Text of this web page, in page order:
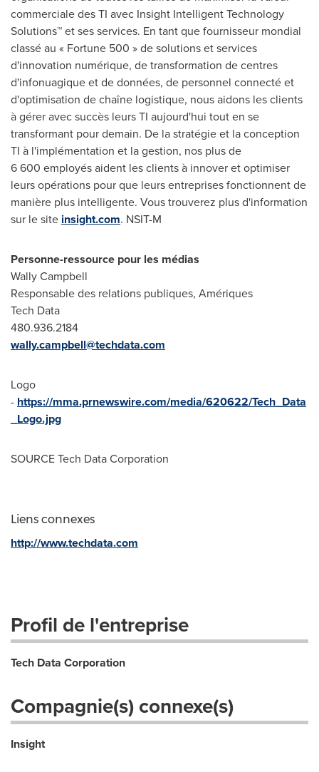
commerciale des TI avec Insight Intelligent Technology
Solutions™ et ses services. En tant que fournisseur mondial
classé au « Fortune 500 » de solutions et services
d'innovation numérique, de transformation de centres
d'infonuagique et de données, de personnel connecté et
d'optimisation de chaîne logistique, nous aidons les clients
à gérer avec succès leurs TI aujourd'hui tout en se
transformant pour demain. De la stratégie et la conception
TI à l'implémentation et la gestion, nos plus de
6 600 employés aident les clients à innover et optimiser
leurs opérations pour que leurs entreprises fonctionnent de
manière plus intelligente. Vous trouverez plus d'information
sur le site insight.com. NSIT-M
Personne-ressource pour les médias
Wally Campbell
Responsable des relations publiques, Amériques
Tech Data
480.936.2184
wally.campbell@techdata.com
Logo
- https://mma.prnewswire.com/media/620622/Tech_Data
_Logo.jpg
SOURCE Tech Data Corporation
Liens connexes
http://www.techdata.com
Profil de l'entreprise
Tech Data Corporation
Compagnie(s) connexe(s)
Insight